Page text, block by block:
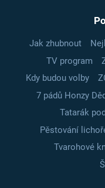
Jak zhubnout
TV program
Kdy budou volby
7 pádů Honzy
Tatarák
Pěstování
Tvarohové